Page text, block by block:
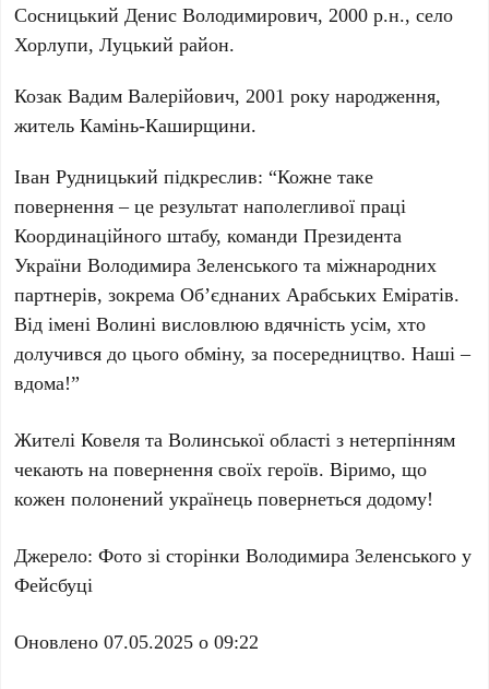
Сосницький Денис Володимирович, 2000 р.н., село
Хорлупи, Луцький район.
Козак Вадим Валерійович, 2001 року народження,
житель Камінь-Каширщини.
Іван Рудницький підкреслив: “Кожне таке
повернення – це результат наполегливої праці
Координаційного штабу, команди Президента
України Володимира Зеленського та міжнародних
партнерів, зокрема Об’єднаних Арабських Еміратів.
Від імені Волині висловлюю вдячність усім, хто
долучився до цього обміну, за посередництво. Наші –
вдома!”
Жителі Ковеля та Волинської області з нетерпінням
чекають на повернення своїх героїв. Віримо, що
кожен полонений українець повернеться додому!
Джерело: Фото зі сторінки Володимира Зеленського у
Фейсбуці
Оновлено 07.05.2025 о 09:22